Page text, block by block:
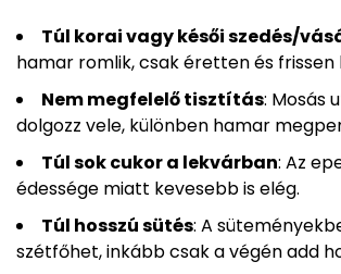
Túl korai vagy késői szedés/
hamar romlik, csak éretten és frissen
Nem megfelelő tisztítás: Mosás
dolgozz vele, különben hamar
Túl sok cukor a lekvárban: Az
édessége miatt kevesebb is elég.
Túl hosszú sütés: A
szétfőhet, inkább csak a végén add